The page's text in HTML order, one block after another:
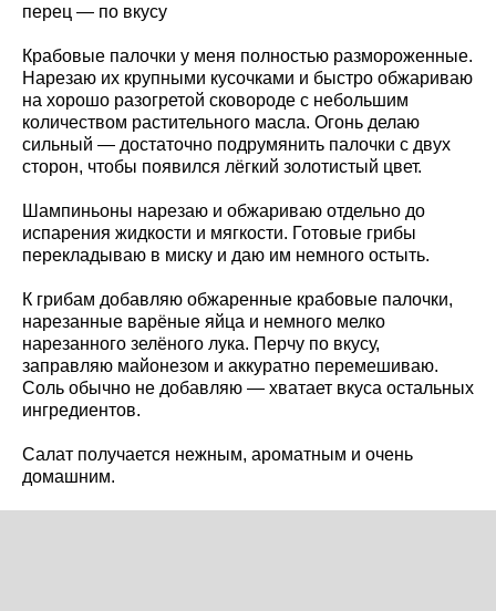
перец — по вкусу
Крабовые палочки у меня полностью размороженные.
Нарезаю их крупными кусочками и быстро обжариваю
на хорошо разогретой сковороде с небольшим
количеством растительного масла. Огонь делаю
сильный — достаточно подрумянить палочки с двух
сторон, чтобы появился лёгкий золотистый цвет.
Шампиньоны нарезаю и обжариваю отдельно до
испарения жидкости и мягкости. Готовые грибы
перекладываю в миску и даю им немного остыть.
К грибам добавляю обжаренные крабовые палочки,
нарезанные варёные яйца и немного мелко
нарезанного зелёного лука. Перчу по вкусу,
заправляю майонезом и аккуратно перемешиваю.
Соль обычно не добавляю — хватает вкуса остальных
ингредиентов.
Салат получается нежным, ароматным и очень
домашним.